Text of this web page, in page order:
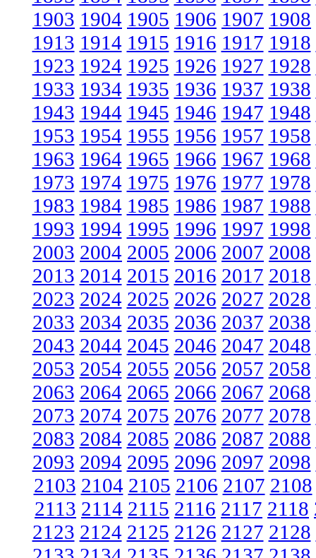
1903 1904 1905 1906 1907 1908
1913 1914 1915 1916 1917 1918
1923 1924 1925 1926 1927 1928
1933 1934 1935 1936 1937 1938
1943 1944 1945 1946 1947 1948
1953 1954 1955 1956 1957 1958
1963 1964 1965 1966 1967 1968
1973 1974 1975 1976 1977 1978
1983 1984 1985 1986 1987 1988
1993 1994 1995 1996 1997 1998
2003 2004 2005 2006 2007 2008
2013 2014 2015 2016 2017 2018
2023 2024 2025 2026 2027 2028
2033 2034 2035 2036 2037 2038
2043 2044 2045 2046 2047 2048
2053 2054 2055 2056 2057 2058
2063 2064 2065 2066 2067 2068
2073 2074 2075 2076 2077 2078
2083 2084 2085 2086 2087 2088
2093 2094 2095 2096 2097 2098
2103 2104 2105 2106 2107 2108
2113 2114 2115 2116 2117 2118
2123 2124 2125 2126 2127 2128